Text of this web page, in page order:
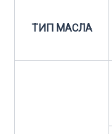
ТИП МАСЛА